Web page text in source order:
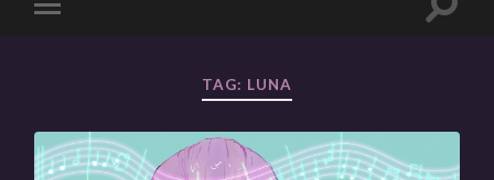
Toggle
Toggle
TAG: LUNA